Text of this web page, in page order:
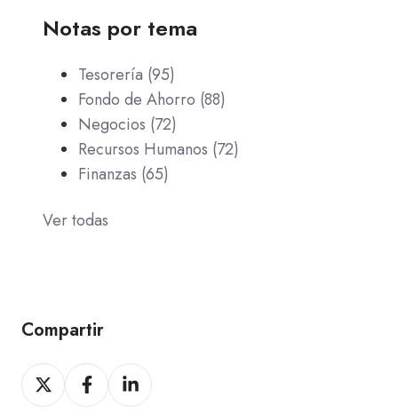
Notas por tema
Tesorería (95)
Fondo de Ahorro (88)
Negocios (72)
Recursos Humanos (72)
Finanzas (65)
Ver todas
Compartir
Compartir
en
Compartir
en
Compartir
en